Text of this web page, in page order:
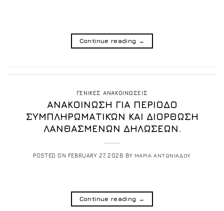
Continue reading →
ΓΕΝΙΚΕΣ ΑΝΑΚΟΙΝΩΣΕΙΣ
ΑΝΑΚΟΙΝΩΣΗ ΓΙΑ ΠΕΡΙΟΔΟ
ΣΥΜΠΛΗΡΩΜΑΤΙΚΏΝ ΚΑΙ ΔΙΟΡΘΩΣΗ
ΛΑΝΘΑΣΜΕΝΩΝ ΔΗΛΩΣΕΩΝ.
POSTED ON FEBRUARY 27, 2026 BY ΜΑΡΙΑ ΑΝΤΩΝΙΑΔΟΥ
Continue reading →